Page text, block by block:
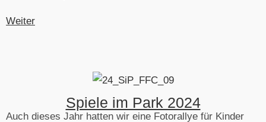
Weiter
Spiele im Park 2024
Auch dieses Jahr hatten wir eine Fotorallye für Kinder